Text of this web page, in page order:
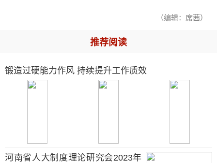
（编辑：席茜）
推荐阅读
锻造过硬能力作风 持续提升工作质效
河南省人大制度理论研究会2023年